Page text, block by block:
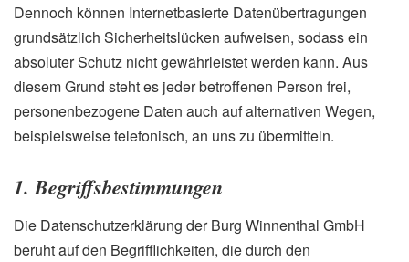
Dennoch können Internetbasierte Datenübertragungen
grundsätzlich Sicherheitslücken aufweisen, sodass ein
absoluter Schutz nicht gewährleistet werden kann. Aus
diesem Grund steht es jeder betroffenen Person frei,
personenbezogene Daten auch auf alternativen Wegen,
beispielsweise telefonisch, an uns zu übermitteln.
1. Begriffsbestimmungen
Die Datenschutzerklärung der Burg Winnenthal GmbH
beruht auf den Begrifflichkeiten, die durch den